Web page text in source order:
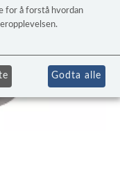
for å forstå hvordan
Godta alle